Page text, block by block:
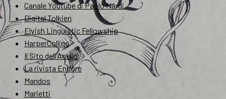
Canale Youtube di Paolo Nardi
Digital Tolkien
Elvish Linguistic Fellowship
HarperCollins
Il Sito dell'Anello
La rivista Endóre
Mandos
Marietti